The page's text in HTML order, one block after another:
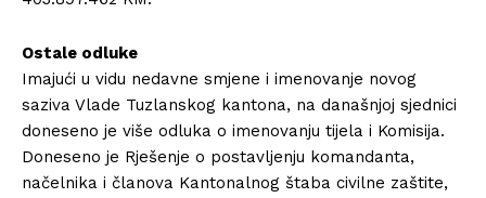
Ostale odluke
Imajući u vidu nedavne smjene i imenovanje novog
saziva Vlade Tuzlanskog kantona, na današnjoj sjednici
doneseno je više odluka o imenovanju tijela i Komisija.
Doneseno je Rješenje o postavljenju komandanta,
načelnika i članova Kantonalnog štaba civilne zaštite,